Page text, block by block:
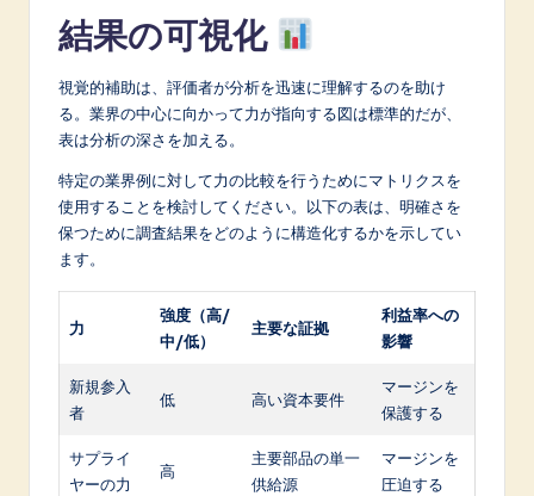
結果の可視化
視覚的補助は、評価者が分析を迅速に理解するのを助け
る。業界の中心に向かって力が指向する図は標準的だが、
表は分析の深さを加える。
特定の業界例に対して力の比較を行うためにマトリクスを
使用することを検討してください。以下の表は、明確さを
保つために調査結果をどのように構造化するかを示してい
ます。
力
強度（高/
中/低）
主要な証拠
利益率への
影響
新規参入
者
低 高い資本要件
マージンを
保護する
サプライ
ヤーの力
高
主要部品の単一
供給源
マージンを
圧迫する